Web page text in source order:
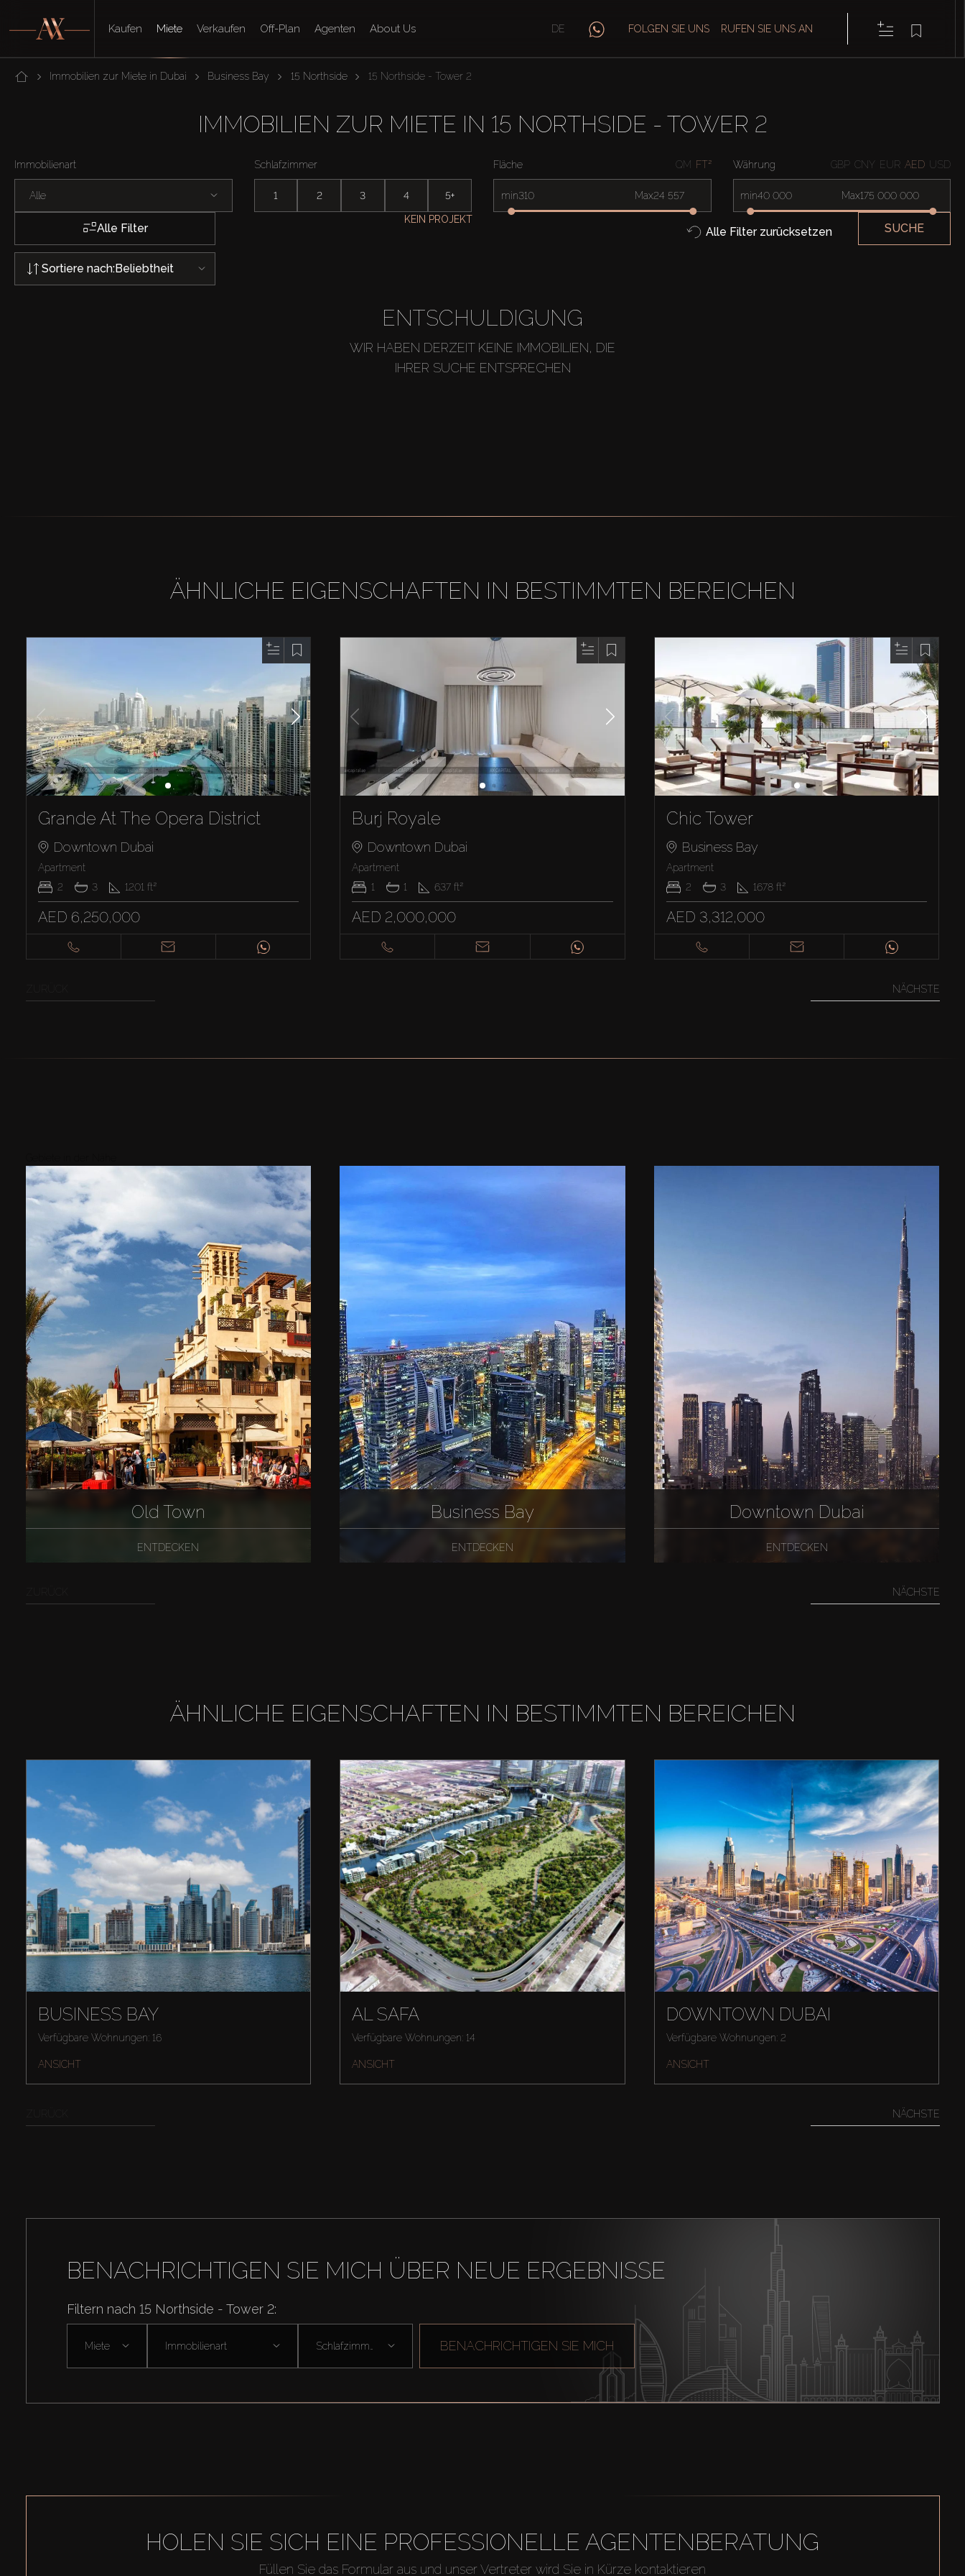
Kaufen Miete Verkaufen Off-Plan Agenten About Us DE FOLGEN SIE UNS RUFEN SIE UNS AN
Immobilien zur Miete in Dubai Business Bay 15 Northside 15 Northside - Tower 2
IMMOBILIEN ZUR MIETE IN 15 NORTHSIDE - TOWER 2
Immobilienart
Alle
Schlafzimmer
1 2 3 4 5+
Fläche QM FT²
min Max
Währung GBP CNY EUR AED USD
min Max
Alle Filter
KEIN PROJEKT
Alle Filter zurücksetzen SUCHE
Sortiere nach:Beliebtheit
ENTSCHULDIGUNG
WIR HABEN DERZEIT KEINE IMMOBILIEN, DIE
IHRER SUCHE ENTSPRECHEN
ÄHNLICHE EIGENSCHAFTEN IN BESTIMMTEN BEREICHEN
Grande At The Opera District
Downtown Dubai
Apartment
2
3 1201 ft²
AED 6,250,000
Burj Royale
Downtown Dubai
Apartment
1
1 637ft²
AED 2,000,000
Chic Tower
Business Bay
Apartment
2
3 1678 ft²
AED 3,312,000
NÄCHSTE
Old Town
ENTDECKEN
Business Bay
ENTDECKEN
Downtown Dubai
ENTDECKEN
NÄCHSTE
ÄHNLICHE EIGENSCHAFTEN IN BESTIMMTEN BEREICHEN
BUSINESS BAY
Verfügbare Wohnungen: 16
ANSICHT
AL SAFA
Verfügbare Wohnungen: 14
ANSICHT
DOWNTOWN DUBAI
Verfügbare Wohnungen: 2
ANSICHT
NÄCHSTE
BENACHRICHTIGEN SIE MICH ÜBER NEUE ERGEBNISSE
Filtern nach 15 Northside - Tower 2:
Miete Immobilienart BENACHRICHTIGEN SIE MICH
HOLEN SIE SICH EINE PROFESSIONELLE AGENTENBERATUNG
Füllen Sie das Formular aus und unser Vertreter wird Sie in Kürze kontaktieren